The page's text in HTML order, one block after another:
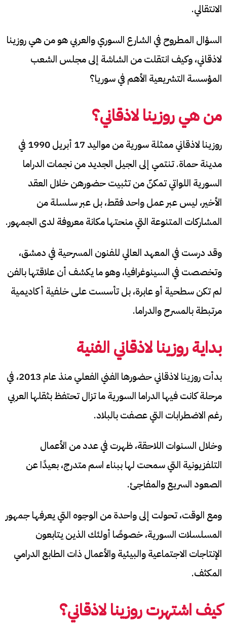
الانتقالي.
السؤال المطروح في الشارع السوري والعربي هو من هي روزينا
لاذقاني، وكيف انتقلت من الشاشة إلى مجلس الشعب
المؤسسة التشريعية الأهم في سوريا؟
من هي روزينا لاذقاني؟
روزينا لاذقاني ممثلة سورية من مواليد 17 أبريل 1990 في
مدينة حماة. تنتمي إلى الجيل الجديد من نجمات الدراما
السورية اللواتي تمكنّ من تثبيت حضورهن خلال العقد
الأخير، ليس عبر عمل واحد فقط، بل عبر سلسلة من
المشاركات المتنوعة التي منحتها مكانة معروفة لدى الجمهور.
وقد درست في المعهد العالي للفنون المسرحية في دمشق،
وتخصصت في السينوغرافيا، وهو ما يكشف أن علاقتها بالفن
لم تكن سطحية أو عابرة، بل تأسست على خلفية أكاديمية
مرتبطة بالمسرح والدراما.
بداية روزينا لاذقاني الفنية
بدأت روزينا لاذقاني حضورها الفني الفعلي منذ عام 2013، في
مرحلة كانت فيها الدراما السورية ما تزال تحتفظ بثقلها العربي
رغم الاضطرابات التي عصفت بالبلاد.
وخلال السنوات اللاحقة، ظهرت في عدد من الأعمال
التلفزيونية التي سمحت لها ببناء اسم متدرج، بعيدًا عن
الصعود السريع والمفاجئ.
ومع الوقت، تحولت إلى واحدة من الوجوه التي يعرفها جمهور
المسلسلات السورية، خصوصًا أولئك الذين يتابعون
الإنتاجات الاجتماعية والبيئية والأعمال ذات الطابع الدرامي
المكثف.
كيف اشتهرت روزينا لاذقاني؟